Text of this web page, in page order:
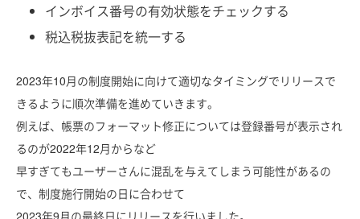
インボイス番号の有効状態をチェックする
税込税抜表記を統一する
2023年10月の制度開始に向けて適切なタイミングでリリースで
きるように順次準備を進めていきます。
例えば、帳票のフォーマット修正については登録番号が表示され
るのが2022年12月からなど
早すぎてもユーザーさんに混乱を与えてしまう可能性があるの
で、制度施行開始の日に合わせて
2023年9月の最終日にリリースを行いました。